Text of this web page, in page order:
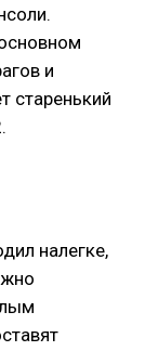
и
старенький
налегке,